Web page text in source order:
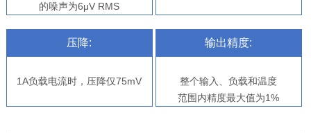
的噪声为6μV RMS
压降:
1A负载电流时，压降仅75mV
输出精度:
整个输入、负载和温度
范围内精度最大值为1%